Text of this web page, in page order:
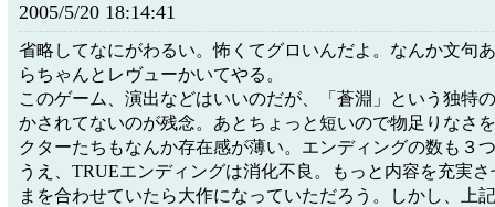
2005/5/20 18:14:41
省略してなにがわるい。怖くてグロいんだよ。なんか文句
らちゃんとレヴューかいてやる。
このゲーム、演出などはいいのだが、「蒼淵」という独特
かされてないのが残念。あとちょっと短いので物足りなさ
クターたちもなんか存在感が薄い。エンディングの数も３
うえ、TRUEエンディングは消化不良。もっと内容を充実
まを合わせていたら大作になっていただろう。しかし、上